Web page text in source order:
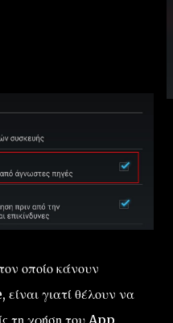
οποίο κάνουν
γιατί θέλουν να